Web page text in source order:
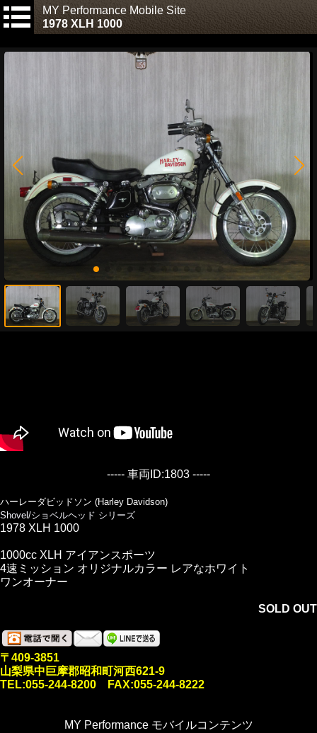
MY Performance Mobile Site
1978 XLH 1000
----- 車両ID:1803 -----
ハーレーダビッドソン (Harley Davidson)
Shovel/ショベルヘッド シリーズ
1978 XLH 1000
1000cc XLH アイアンスポーツ
4速ミッション オリジナルカラー レアなホワイト
ワンオーナー
SOLD OUT
〒409-3851
山梨県中巨摩郡昭和町河西621-9
TEL:055-244-8200 FAX:055-244-8222
MY Performance モバイルコンテンツ